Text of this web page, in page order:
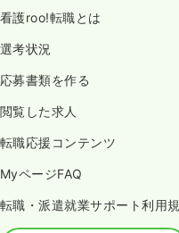
看護roo!転職とは
選考状況
応募書類を作る
閲覧した求人
転職応援コンテンツ
MyページFAQ
転職・派遣就業サポート利用